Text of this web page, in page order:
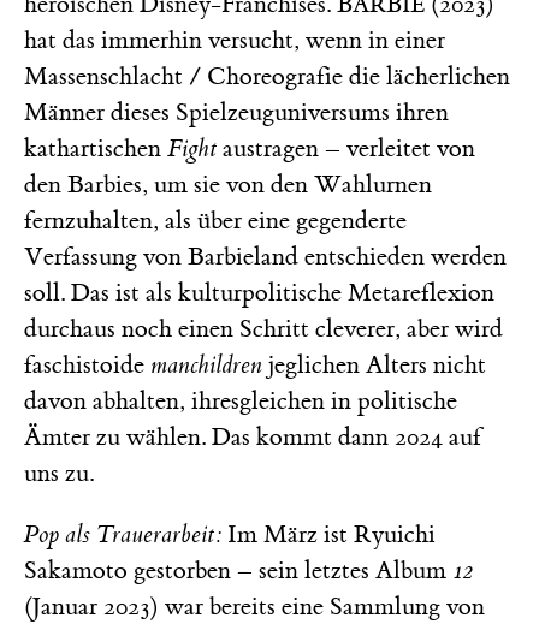
hat das immerhin versucht, wenn in einer
Massenschlacht / Choreografie die lächerlichen
Männer dieses Spielzeuguniversums ihren
kathartischen Fight austragen – verleitet von
den Barbies, um sie von den Wahlurnen
fernzuhalten, als über eine gegenderte
Verfassung von Barbieland entschieden werden
soll. Das ist als kulturpolitische Metareflexion
durchaus noch einen Schritt cleverer, aber wird
faschistoide manchildren jeglichen Alters nicht
davon abhalten, ihresgleichen in politische
Ämter zu wählen. Das kommt dann 2024 auf
uns zu.
Pop als Trauerarbeit: Im März ist Ryuichi
Sakamoto gestorben – sein letztes Album 12
(Januar 2023) war bereits eine Sammlung von